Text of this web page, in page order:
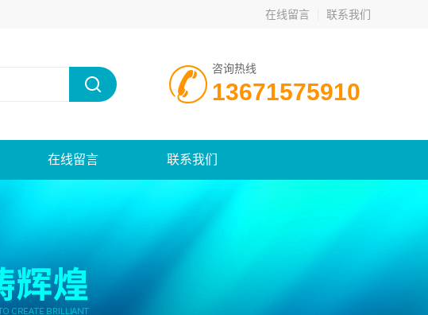
在线留言 联系我们
咨询热线
13671575910
在线留言 联系我们